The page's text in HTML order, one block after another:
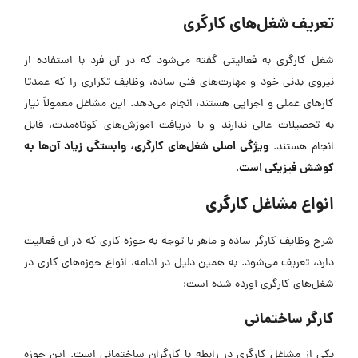
تعریف شغل‌های کارگری
شغل کارگری به فعالیتی گفته می‌شود که در آن‌ فرد با استفاده از
نیروی بدنی خود و مهارت‌های فنی ساده، وظایف تکراری را که عمدتا
کارهای عملی و اجرایی هستند، انجام می‌دهد. این مشاغل معمولاً نیاز
به تحصیلات عالی ندارند و با دریافت آموزش‌های کوتاه‌مدت، قابل
انجام هستند. ویژگی اصلی شغل‌های کارگری، وابستگی زیاد آن‌ها به
کوشش فیزیکی است.
انواع مشاغل کارگری
شرح وظایف کارگر ساده و ماهر با توجه به حوزه کاری که در آن فعالیت
دارد، تعریف می‌شود. به همین دلیل در ادامه، انواع حوزه‌های کاری در
شغل‌های کارگری آورده شده است:
کارگر ساختمانی